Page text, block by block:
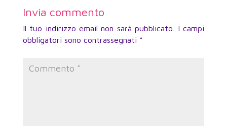
Invia commento
Il tuo indirizzo email non sarà pubblicato.
I campi
obbligatori sono contrassegnati *